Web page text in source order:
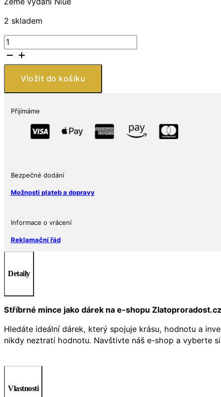
2 skladem
New
Zealand
Mint
a
Anakin
množství
Vložit do košíku
Přijímáme
Bezpečné dodání
Možnosti plateb a dopravy
Informace o vrácení
Reklamační řád
Detaily
Stříbrné mince jako dárek na e-shopu Zlatoproradost.cz
Hledáte ideální dárek, který spojuje krásu, hodnotu a
nikdy neztratí hodnotu. Navštivte náš e-shop a vyberte
Vlastnosti